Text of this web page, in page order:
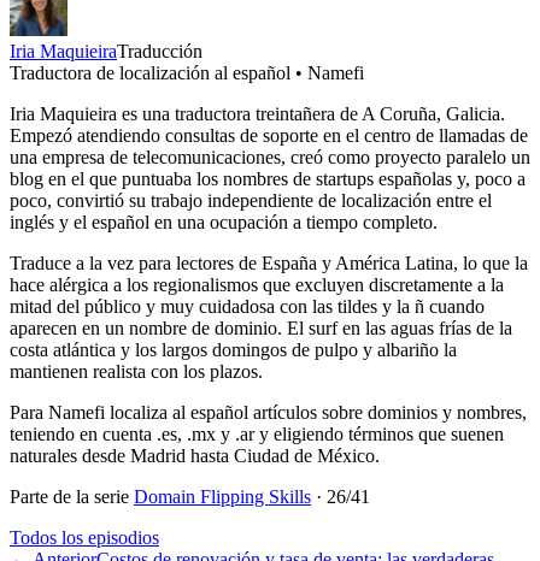
Iria MaquieiraTraducción
Traductora de localización al español • Namefi
Iria Maquieira es una traductora treintañera de A Coruña, Galicia.
Empezó atendiendo consultas de soporte en el centro de llamadas de
una empresa de telecomunicaciones, creó como proyecto paralelo un
blog en el que puntuaba los nombres de startups españolas y, poco a
poco, convirtió su trabajo independiente de localización entre el
inglés y el español en una ocupación a tiempo completo.
Traduce a la vez para lectores de España y América Latina, lo que la
hace alérgica a los regionalismos que excluyen discretamente a la
mitad del público y muy cuidadosa con las tildes y la ñ cuando
aparecen en un nombre de dominio. El surf en las aguas frías de la
costa atlántica y los largos domingos de pulpo y albariño la
mantienen realista con los plazos.
Para Namefi localiza al español artículos sobre dominios y nombres,
teniendo en cuenta .es, .mx y .ar y eligiendo términos que suenen
naturales desde Madrid hasta Ciudad de México.
Parte de la serie Domain Flipping Skills · 26/41
Todos los episodios